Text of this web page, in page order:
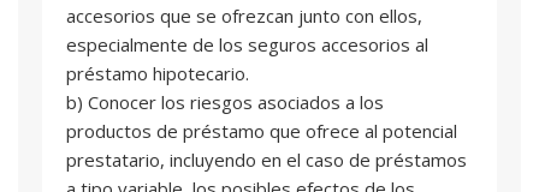
accesorios que se ofrezcan junto con ellos,
especialmente de los seguros accesorios al
préstamo hipotecario.
b) Conocer los riesgos asociados a los
productos de préstamo que ofrece al potencial
prestatario, incluyendo en el caso de préstamos